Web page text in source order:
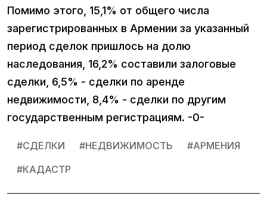
Помимо этого, 15,1% от общего числа
зарегистрированных в Армении за указанный
период сделок пришлось на долю
наследования, 16,2% составили залоговые
сделки, 6,5% - сделки по аренде
недвижимости, 8,4% - сделки по другим
государственным регистрациям. -0-
#СДЕЛКИ #НЕДВИЖИМОСТЬ #АРМЕНИЯ
#КАДАСТР